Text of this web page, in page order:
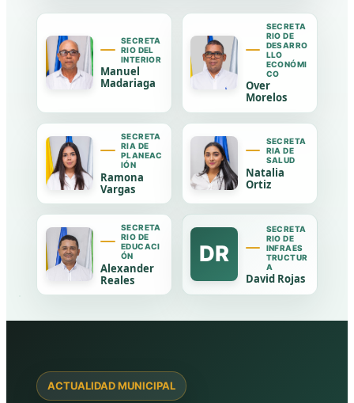
SECRETA
RIO DEL
INTERIOR
Manuel
Madariaga
SECRETA
RIO DE
DESARRO
LLO
ECONÓMI
CO
Over
Morelos
SECRETA
RIA DE
PLANEAC
IÓN
Ramona
Vargas
SECRETA
RIA DE
SALUD
Natalia
Ortiz
SECRETA
RIO DE
EDUCACI
ÓN
Alexander
Reales
DR
SECRETA
RIO DE
INFRAES
TRUCTUR
A
David Rojas
ACTUALIDAD MUNICIPAL